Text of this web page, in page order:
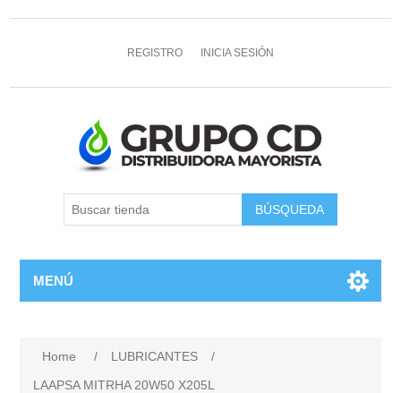
REGISTRO INICIA SESIÓN
MENÚ
Home / LUBRICANTES
/
LAAPSA MITRHA 20W50 X205L